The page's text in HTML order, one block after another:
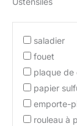
saladier
fouet
plaque de
papier
emporte-
rouleau à